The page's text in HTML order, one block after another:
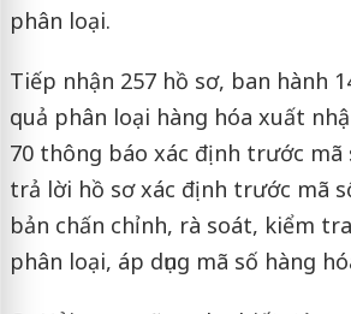
phân loại.
Tiếp nhận 257 hồ sơ, ban hành
quả phân loại hàng hóa xuất
70 thông báo xác định trước mã
trả lời hồ sơ xác định trước mã
bản chấn chỉnh, rà soát, kiểm
phân loại, áp dụng mã số hàng